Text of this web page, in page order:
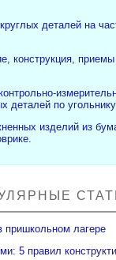
деталей на
конструкция,
деталей по угольнику
изделий из
пришкольном лагере
5 правил